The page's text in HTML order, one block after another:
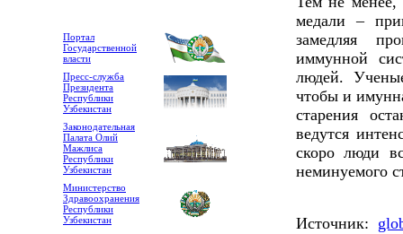
Портал
Государственной
власти
Пресс-служба
Президента
Республики
Узбекистан
Законодательная
Палата Олий
Мажлиса
Республики
Узбекистан
Министерство
Здравоохранения
Республики
Узбекистан
медали –
замедляя
иммунной
людей.
чтобы и
старения
ведутся
скоро люди
неминуемого
Источник: